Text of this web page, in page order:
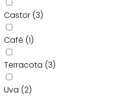
Castor (3)
Café (1)
Terracota (3)
Uva (2)